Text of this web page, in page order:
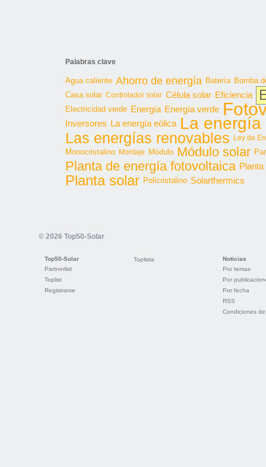
Palabras clave
Agua caliente Ahorro de energía Batería Bomba
Casa solar Controlador solar Célula solar Eficiencia
Electricidad verde Energía Energía verde
Inversores La energía eólica La energía
Las energías renovables Ley de
Monocristalino Montaje Módulo Módulo solar
Planta de energía fotovoltaica
Planta solar Policristalino Solarthermics
© 2026 Top50-Solar
Top50-Solar
Partnerlist
Toplist
Registrarse
Toplista
Noticias
Por temas
Por
Por fecha
RSS
Condiciones